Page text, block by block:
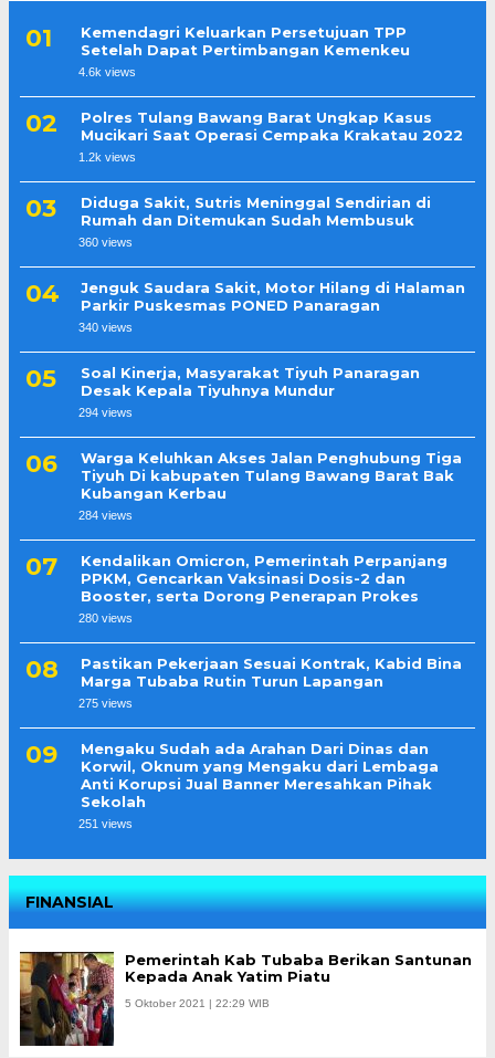
Kemendagri Keluarkan Persetujuan TPP
Setelah Dapat Pertimbangan Kemenkeu
4.6k views
Polres Tulang Bawang Barat Ungkap Kasus
Mucikari Saat Operasi Cempaka Krakatau 2022
1.2k views
Diduga Sakit, Sutris Meninggal Sendirian di
Rumah dan Ditemukan Sudah Membusuk
360 views
Jenguk Saudara Sakit, Motor Hilang di Halaman
Parkir Puskesmas PONED Panaragan
340 views
Soal Kinerja, Masyarakat Tiyuh Panaragan
Desak Kepala Tiyuhnya Mundur
294 views
Warga Keluhkan Akses Jalan Penghubung Tiga
Tiyuh Di kabupaten Tulang Bawang Barat Bak
Kubangan Kerbau
284 views
Kendalikan Omicron, Pemerintah Perpanjang
PPKM, Gencarkan Vaksinasi Dosis-2 dan
Booster, serta Dorong Penerapan Prokes
280 views
Pastikan Pekerjaan Sesuai Kontrak, Kabid Bina
Marga Tubaba Rutin Turun Lapangan
275 views
Mengaku Sudah ada Arahan Dari Dinas dan
Korwil, Oknum yang Mengaku dari Lembaga
Anti Korupsi Jual Banner Meresahkan Pihak
Sekolah
251 views
FINANSIAL
Pemerintah Kab Tubaba Berikan Santunan
Kepada Anak Yatim Piatu
5 Oktober 2021 | 22:29 WIB